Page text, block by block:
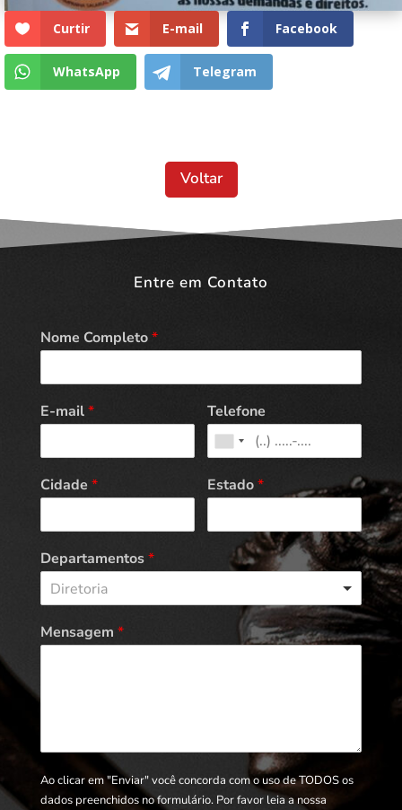
Curtir E-mail Facebook
WhatsApp Telegram
Voltar
Entre em Contato
Nome Completo*
E-mail* Telefone
Cidade * Estado*
Departamentos*
Diretoria
Mensagem *
Ao clicar em "Enviar" você concorda com o uso de TODOS os
dados preenchidos no formulário. Por favor leia a nossa